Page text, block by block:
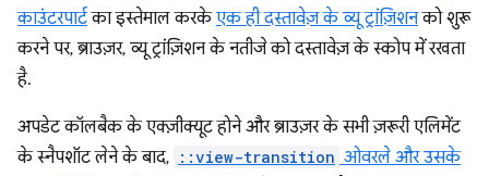
काउंटरपार्टका इस्तेमाल करकेएक ही दस्तावेज़ के व्यू ट्रांज़िशनको शुरू
करने पर, ब्राउज़र, व्यू ट्रांज़िशन के नतीजे को दस्तावेज़ के स्कोप में रखता
है.
अपडेट कॉलबैक के एक्ज़ीक्यूट होने और ब्राउज़र के सभी ज़रूरी एलिमेंट
के स्नैपशॉट लेने के बाद, ::view-transition ओवरले और उसके